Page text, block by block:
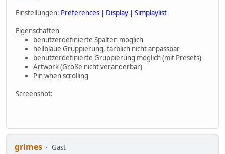
Einstellungen: Preferences | Display | Simplaylist
Eigenschaften
benutzerdefinierte Spalten möglich
hellblaue Gruppierung, farblich nicht anpassbar
benutzerdefinierte Gruppierung möglich (mit Presets)
Artwork (Größe nicht veränderbar)
Pin when scrolling
Screenshot:
grimes
Gast